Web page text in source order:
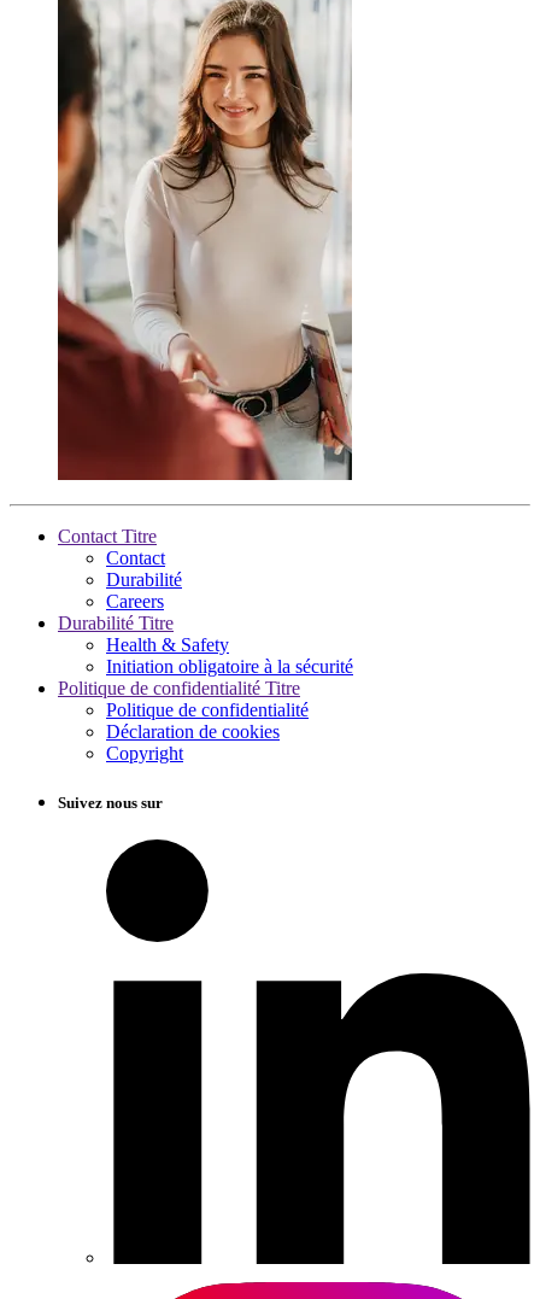
Contact Titre
Contact
Durabilité
Careers
Durabilité Titre
Health & Safety
Initiation obligatoire à la sécurité
Politique de confidentialité Titre
Politique de confidentialité
Déclaration de cookies
Copyright
Suivez nous sur